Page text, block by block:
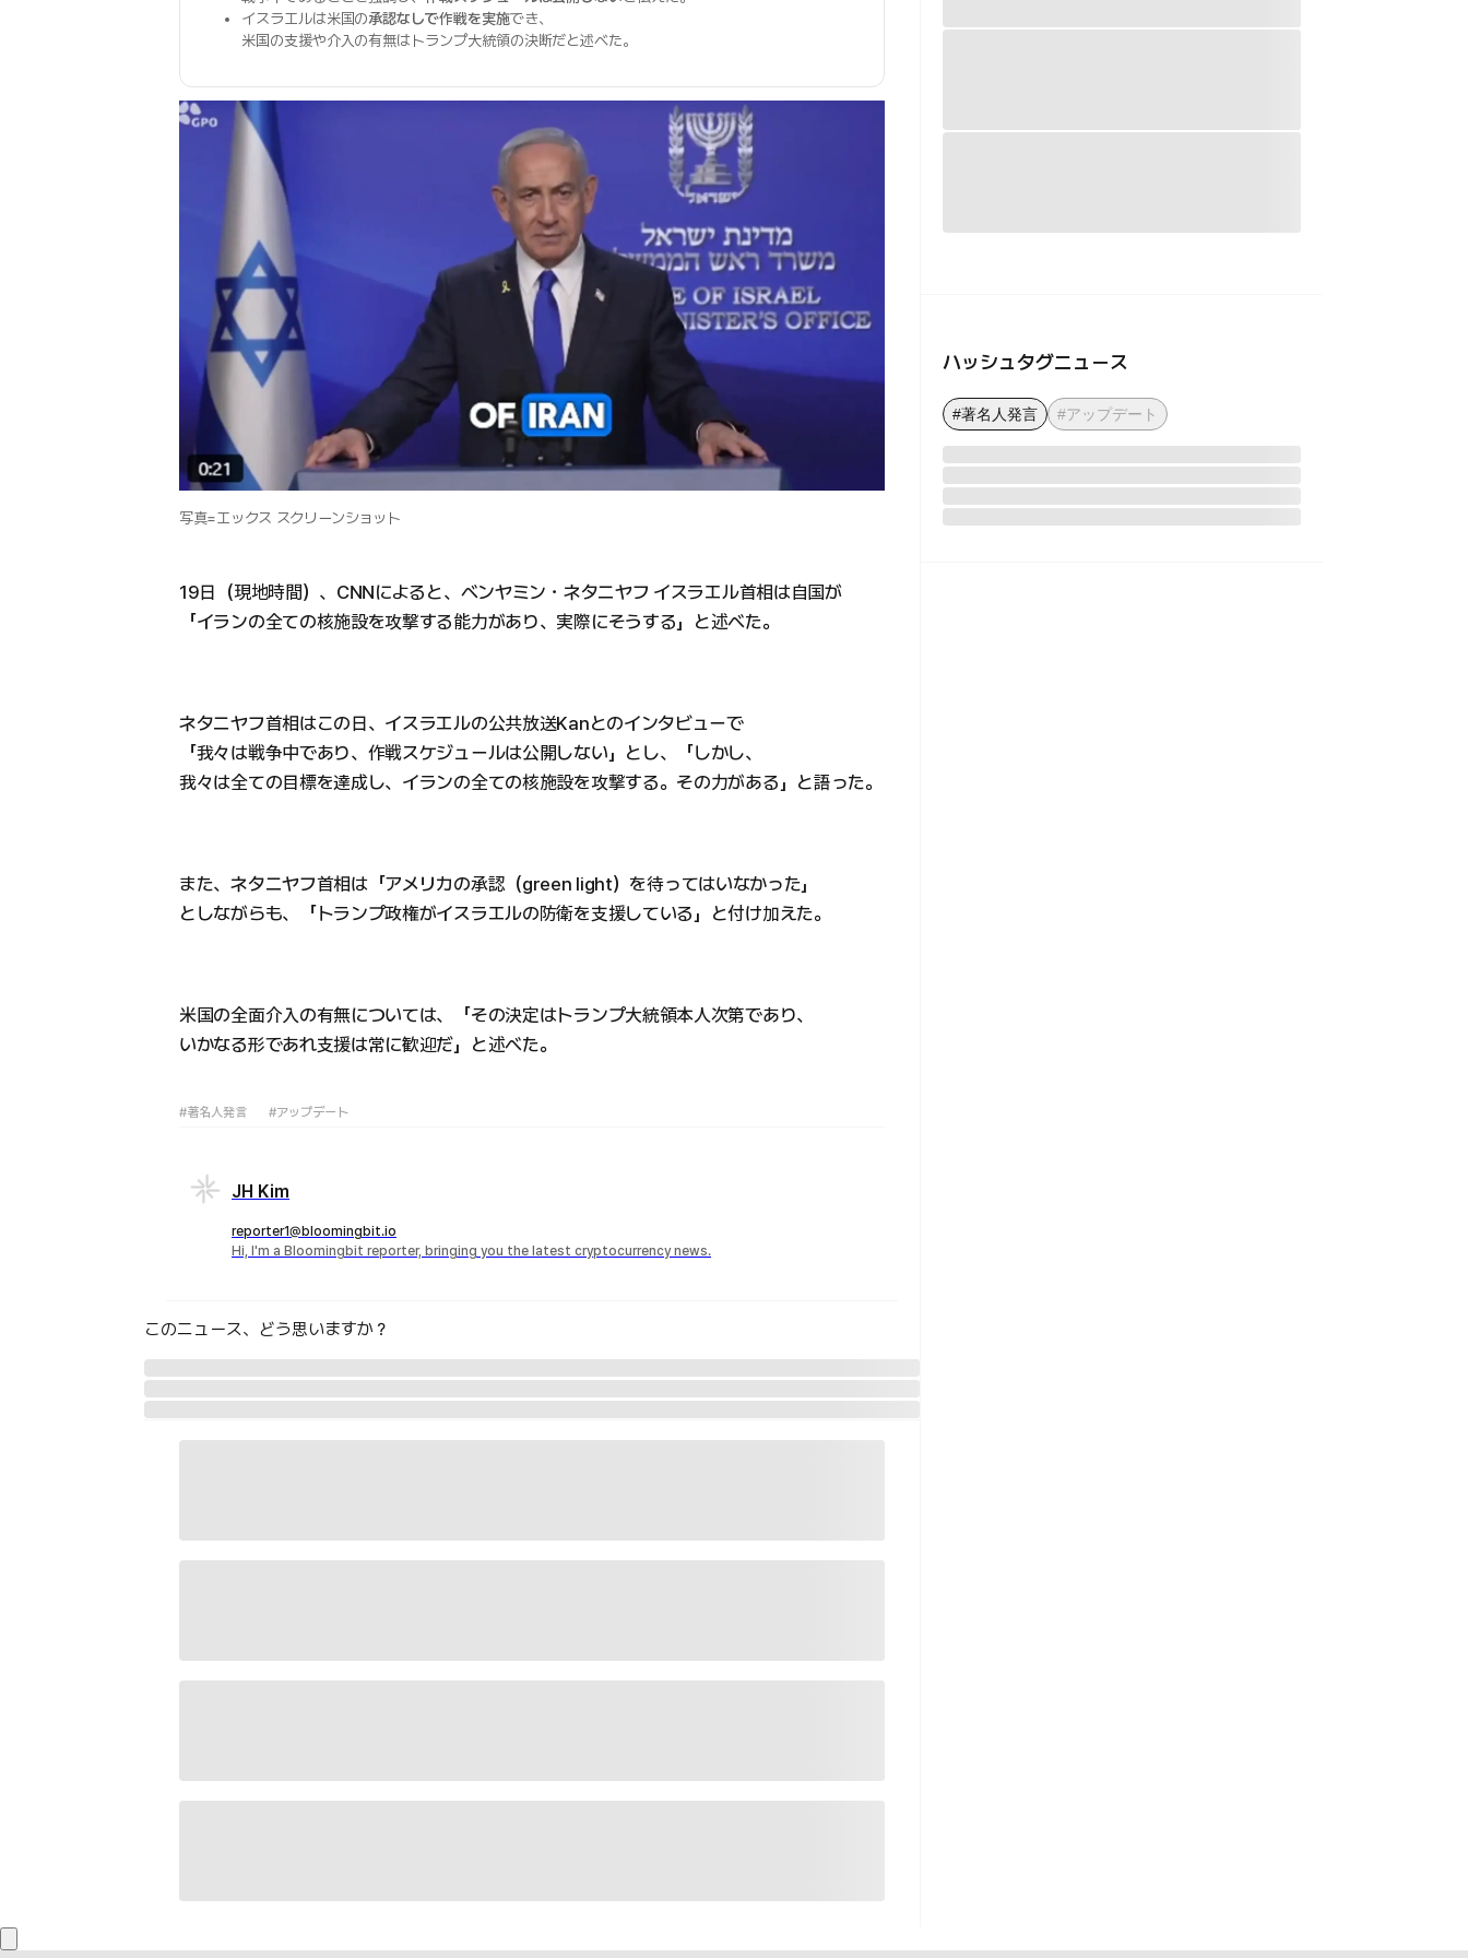
イスラエルは米国の承認なしで作戦を実施でき、
米国の支援や介入の有無はトランプ大統領の決断だと述べた。
写真=エックス スクリーンショット
19日（現地時間）、CNNによると、ベンヤミン・ネタニヤフ イスラエル首相は自国が
「イランの全ての核施設を攻撃する能力があり、実際にそうする」と述べた。
ネタニヤフ首相はこの日、イスラエルの公共放送Kanとのインタビューで
「我々は戦争中であり、作戦スケジュールは公開しない」とし、「しかし、
我々は全ての目標を達成し、イランの全ての核施設を攻撃する。その力がある」と語った。
また、ネタニヤフ首相は「アメリカの承認（green light）を待ってはいなかった」
としながらも、「トランプ政権がイスラエルの防衛を支援している」と付け加えた。
米国の全面介入の有無については、「その決定はトランプ大統領本人次第であり、
いかなる形であれ支援は常に歓迎だ」と述べた。
#著名人発言 #アップデート
JH Kim
reporter1@bloomingbit.io
Hi, I'm a Bloomingbit reporter, bringing you the latest cryptocurrency news.
このニュース、どう思いますか？
ハッシュタグニュース
#著名人発言 #アップデート